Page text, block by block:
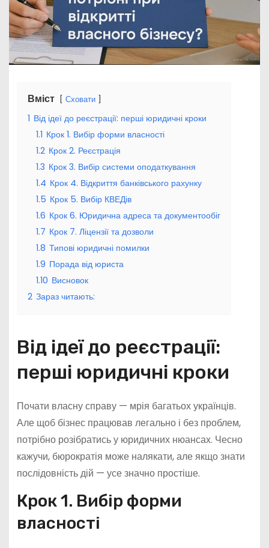
Вміст Сховати
1 Від ідеї до реєстрації: перші юридичні кроки
1.1 Крок 1. Вибір форми власності
1.2 Крок 2. Реєстрація
1.3 Крок 3. Вибір системи оподаткування
1.4 Крок 4. Відкриття банківського рахунку
1.5 Крок 5. Вибір КВЕДів
1.6 Крок 6. Юридична адреса та документообіг
1.7 Крок 7. Ліцензії та дозволи
1.8 Типові юридичні помилки
1.9 Порада від юриста
1.10 Висновок
2 Зараз читають:
Від ідеї до реєстрації:
перші юридичні кроки
Почати власну справу — мрія багатьох українців.
Але щоб бізнес працював легально і без проблем,
потрібно розібратись у юридичних нюансах. Чесно
кажучи, бюрократія може налякати, але якщо знати
послідовність дій — усе значно простіше.
Крок 1. Вибір форми
власності